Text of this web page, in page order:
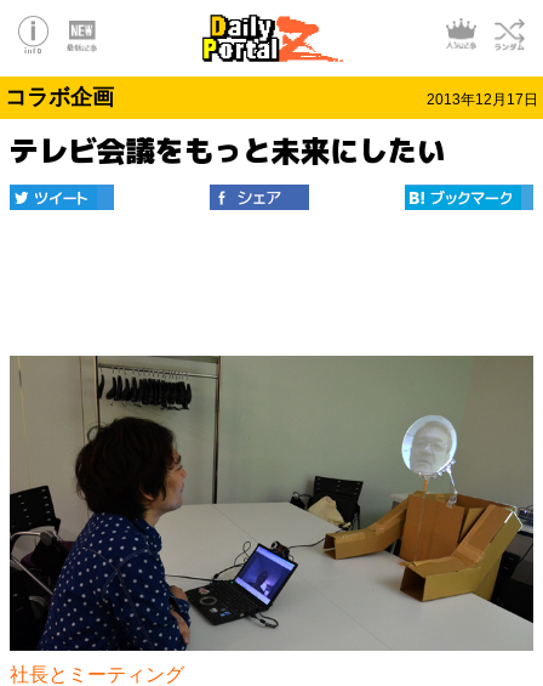
コラボ企画 2013年12月17日
テレビ会議をもっと未来にしたい
社長とミーティング